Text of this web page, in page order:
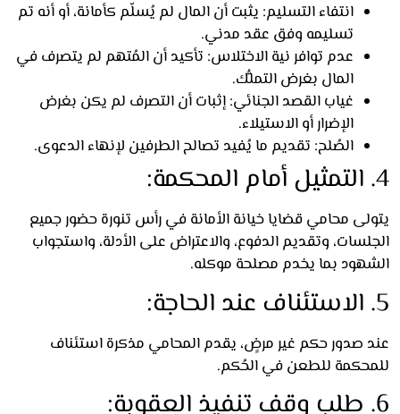
انتفاء التسليم: يثبت أن المال لم يُسلّم كأمانة، أو أنه تم
تسليمه وفق عقد مدني.
عدم توافر نية الاختلاس: تأكيد أن المُتهم لم يتصرف في
المال بغرض التملُّك.
غياب القصد الجنائي: إثبات أن التصرف لم يكن بغرض
الإضرار أو الاستيلاء.
الصُلح: تقديم ما يُفيد تصالح الطرفين لإنهاء الدعوى.
محامي قضايا خيانة الأمانة في رأس تنورة حضور جميع
وتقديم الدفوع، والاعتراض على الأدلة، واستجواب
بما يخدم مصلحة موكله.
صدور حكم غير مرضٍ، يقدم المحامي مذكرة استئناف
للطعن في الحُكم.